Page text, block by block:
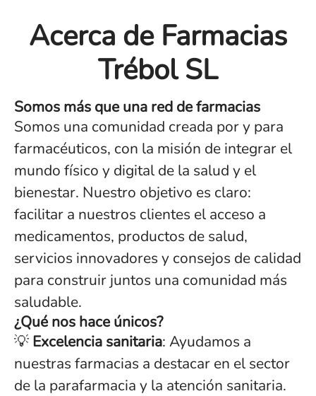
Acerca de Farmacias
Trébol SL
Somos más que una red de farmacias
Somos una comunidad creada por y para
farmacéuticos, con la misión de integrar el
mundo físico y digital de la salud y el
bienestar. Nuestro objetivo es claro:
facilitar a nuestros clientes el acceso a
medicamentos, productos de salud,
servicios innovadores y consejos de calidad
para construir juntos una comunidad más
saludable.
¿Qué nos hace únicos?
💡 Excelencia sanitaria: Ayudamos a
nuestras farmacias a destacar en el sector
de la parafarmacia y la atención sanitaria.